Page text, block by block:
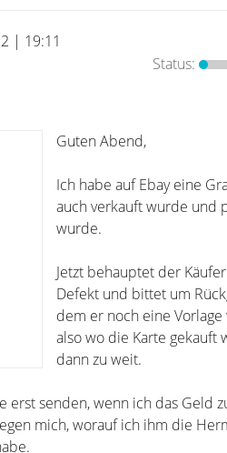
| 19:11
Status:
Guten Abend,
Ich habe auf Ebay eine
auch verkauft wurde und
wurde.
Jetzt behauptet der
Defekt und bittet um
dem er noch eine
also wo die Karte gekauft
dann zu weit.
erst senden, wenn ich das Geld
mich, worauf ich ihm die